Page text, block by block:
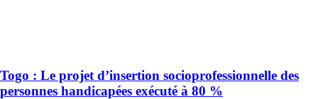
Togo : Le projet d’insertion socioprofessionnelle des
personnes handicapées exécuté à 80 %